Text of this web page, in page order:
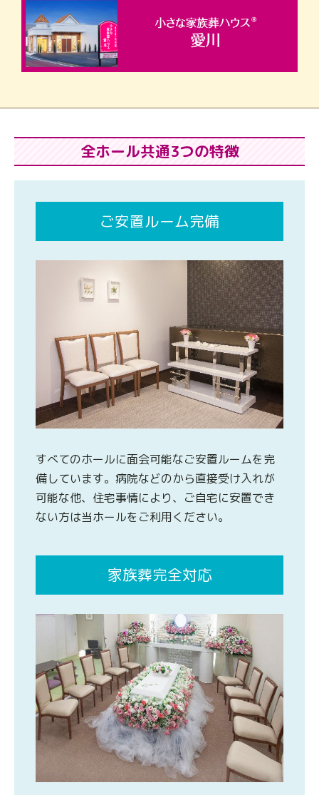
全ホール共通3つの特徴
ご安置ルーム完備
すべてのホールに面会可能なご安置ルームを完
備しています。病院などのから直接受け入れが
可能な他、住宅事情により、ご自宅に安置でき
ない方は当ホールをご利用ください。
家族葬完全対応